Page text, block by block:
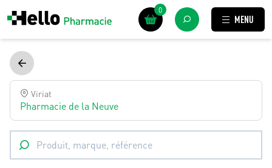
0
MENU
Viriat
Pharmacie de la Neuve